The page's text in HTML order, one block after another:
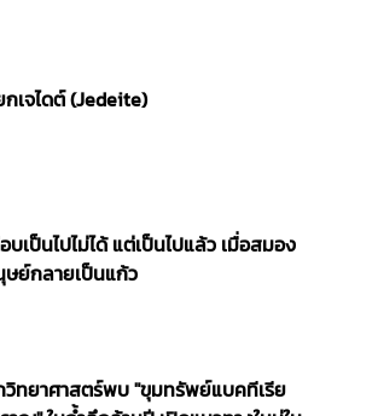
เจไดต์ (Jedeite)
บเป็นไปไม่ได้ แต่เป็นไปแล้ว เมื่อสมอง
ษย์กลายเป็นแก้ว
วิทยาศาสตร์พบ "ขุมทรัพย์แบคทีเรีย